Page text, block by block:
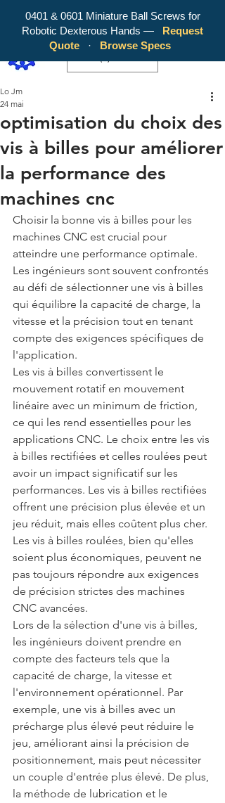
WY Precision Co., Limited - Your
Trusted Mini Ballscrew Manufacturer!
optimisation du choix des
vis à billes pour améliorer
la performance des
machines cnc
Lo Jm
24 mai
Choisir la bonne vis à billes pour les
machines CNC est crucial pour
atteindre une performance optimale.
Les ingénieurs sont souvent confrontés
au défi de sélectionner une vis à billes
qui équilibre la capacité de charge, la
vitesse et la précision tout en tenant
compte des exigences spécifiques de
l'application.
Les vis à billes convertissent le
mouvement rotatif en mouvement
linéaire avec un minimum de friction,
ce qui les rend essentielles pour les
applications CNC. Le choix entre les vis
à billes rectifiées et celles roulées peut
avoir un impact significatif sur les
performances. Les vis à billes rectifiées
offrent une précision plus élevée et un
jeu réduit, mais elles coûtent plus cher.
Les vis à billes roulées, bien qu'elles
soient plus économiques, peuvent ne
pas toujours répondre aux exigences
de précision strictes des machines
CNC avancées.
Lors de la sélection d'une vis à billes,
les ingénieurs doivent prendre en
compte des facteurs tels que la
capacité de charge, la vitesse et
l'environnement opérationnel. Par
exemple, une vis à billes avec un
précharge plus élevé peut réduire le
jeu, améliorant ainsi la précision de
positionnement, mais peut nécessiter
un couple d'entrée plus élevé. De plus,
la méthode de lubrication et le
0401 & 0601 Miniature Ball Screws for
Robotic Dexterous Hands —
Request
Quote
· Browse Specs